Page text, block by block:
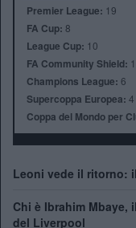
Premier League: 19
FA Cup: 8
League Cup: 10
FA Community Shield:
Champions League: 6
Supercoppa Europea: 4
Coppa del Mondo per
Leoni vede il ritorno:
Chi è Ibrahim
del Liverpool